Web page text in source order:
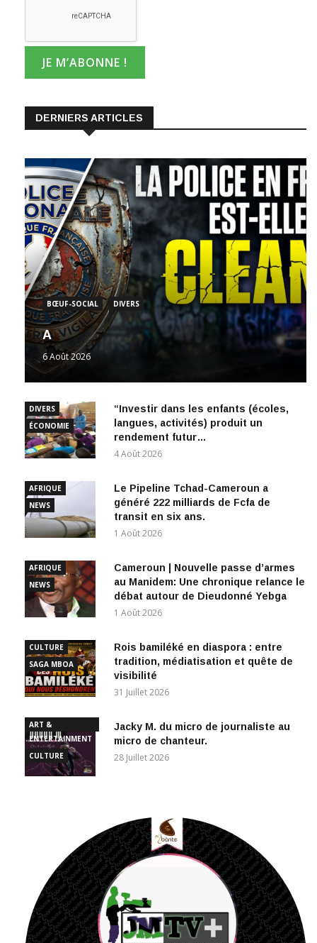
DERNIERS ARTICLES
BŒUF-SOCIAL DIVERS
A
6 Août 2026
DIVERS
ÉCONOMIE
“Investir dans les enfants (écoles,
langues, activités) produit un
rendement futur…
4 Août 2026
AFRIQUE
NEWS
Le Pipeline Tchad-Cameroun a
généré 222 milliards de Fcfa de
transit en six ans.
1 Août 2026
AFRIQUE
NEWS
Cameroun | Nouvelle passe d’armes
au Manidem: Une chronique relance le
débat autour de Dieudonné Yebga
1 Août 2026
CULTURE
SAGA MBOA
Rois bamiléké en diaspora : entre
tradition, médiatisation et quête de
visibilité
31 Juillet 2026
ART &
ENTERTAINMENT
CULTURE
Jacky M. du micro de journaliste au
micro de chanteur.
28 Juillet 2026